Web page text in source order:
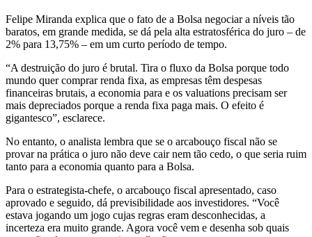
Felipe Miranda explica que o fato de a Bolsa negociar a níveis tão
baratos, em grande medida, se dá pela alta estratosférica do juro – de
2% para 13,75% – em um curto período de tempo.
“A destruição do juro é brutal. Tira o fluxo da Bolsa porque todo
mundo quer comprar renda fixa, as empresas têm despesas
financeiras brutais, a economia para e os valuations precisam ser
mais depreciados porque a renda fixa paga mais. O efeito é
gigantesco”, esclarece.
No entanto, o analista lembra que se o arcabouço fiscal não se
provar na prática o juro não deve cair nem tão cedo, o que seria ruim
tanto para a economia quanto para a Bolsa.
Para o estrategista-chefe, o arcabouço fiscal apresentado, caso
aprovado e seguido, dá previsibilidade aos investidores. “Você
estava jogando um jogo cujas regras eram desconhecidas, a
incerteza era muito grande. Agora você vem e desenha sob quais